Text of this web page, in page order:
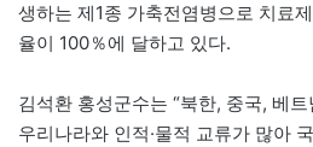
생하는 제1종 가축전염병으로 치료
율이 100％에 달하고 있다.
김석환 홍성군수는 “북한, 중국, 베
우리나라와 인적·물적 교류가 많아